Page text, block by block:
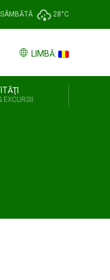
SÂMBĂTĂ 28°C
LIMBĂ: